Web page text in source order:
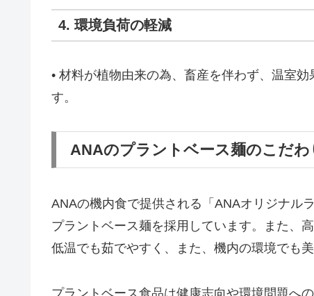
4. 環境負荷の軽減
• 材料が植物由来の為、畜産を伴わず、温室
す。
ANAのプラントベース麺のこだわ
ANAの機内食で提供される「ANAオリジナル
プラントベース麺を採用しています。また、
低温でも茹でやすく、また、機内の環境でも
プラントベース食品は健康志向や環境問題へ